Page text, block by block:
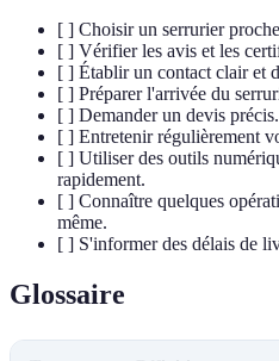
[ ] Choisir un serrurier
[ ] Vérifier les avis et les
[ ] Établir un contact clair et
[ ] Préparer l'arrivée du
[ ] Demander un devis précis.
[ ] Entretenir régulièrement
[ ] Utiliser des outils
rapidement.
[ ] Connaître quelques
même.
[ ] S'informer des délais de
Glossaire